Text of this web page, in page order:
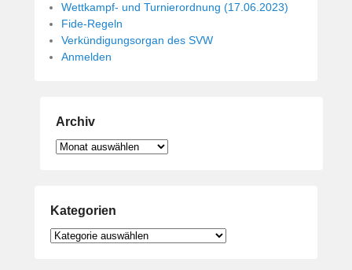
Wettkampf- und Turnierordnung (17.06.2023)
Fide-Regeln
Verkündigungsorgan des SVW
Anmelden
Archiv
Archiv
Kategorien
Kategorien